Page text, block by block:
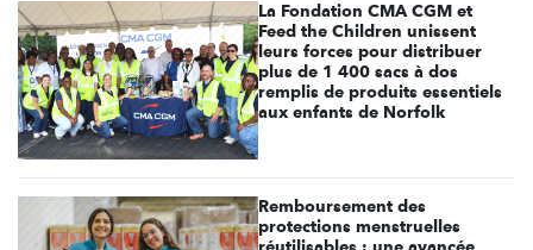
La Fondation CMA CGM et
Feed the Children unissent
leurs forces pour distribuer
plus de 1 400 sacs à dos
remplis de produits essentiels
aux enfants de Norfolk
Remboursement des
protections menstruelles